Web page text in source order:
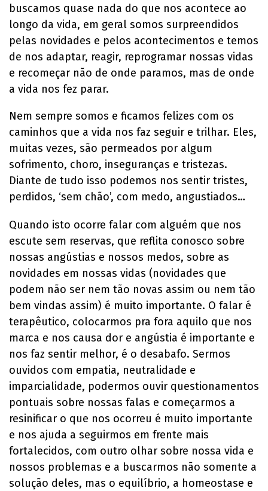
buscamos quase nada do que nos acontece ao
longo da vida, em geral somos surpreendidos
pelas novidades e pelos acontecimentos e temos
de nos adaptar, reagir, reprogramar nossas vidas
e recomeçar não de onde paramos, mas de onde
a vida nos fez parar.
Nem sempre somos e ficamos felizes com os
caminhos que a vida nos faz seguir e trilhar. Eles,
muitas vezes, são permeados por algum
sofrimento, choro, inseguranças e tristezas.
Diante de tudo isso podemos nos sentir tristes,
perdidos, ‘sem chão’, com medo, angustiados…
Quando isto ocorre falar com alguém que nos
escute sem reservas, que reflita conosco sobre
nossas angústias e nossos medos, sobre as
novidades em nossas vidas (novidades que
podem não ser nem tão novas assim ou nem tão
bem vindas assim) é muito importante. O falar é
terapêutico, colocarmos pra fora aquilo que nos
marca e nos causa dor e angústia é importante e
nos faz sentir melhor, é o desabafo. Sermos
ouvidos com empatia, neutralidade e
imparcialidade, podermos ouvir questionamentos
pontuais sobre nossas falas e começarmos a
resinificar o que nos ocorreu é muito importante
e nos ajuda a seguirmos em frente mais
fortalecidos, com outro olhar sobre nossa vida e
nossos problemas e a buscarmos não somente a
solução deles, mas o equilíbrio, a homeostase e